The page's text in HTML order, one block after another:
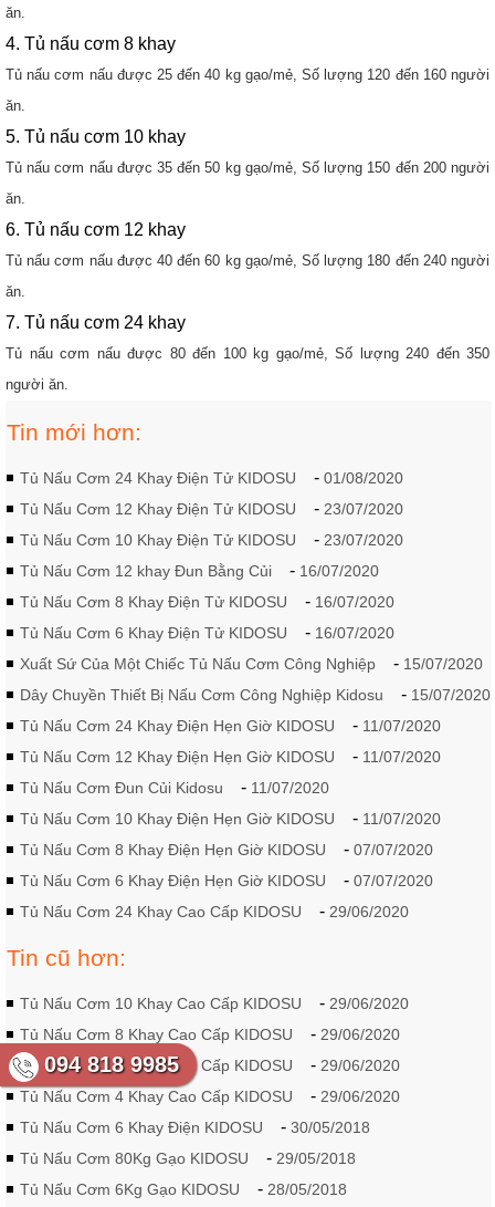
ăn.
4. Tủ nấu cơm 8 khay
Tủ nấu cơm nấu được 25 đến 40 kg gạo/mẻ, Số lượng 120 đến 160 người
ăn.
5. Tủ nấu cơm 10 khay
Tủ nấu cơm nấu được 35 đến 50 kg gạo/mẻ, Số lượng 150 đến 200 người
ăn.
6. Tủ nấu cơm 12 khay
Tủ nấu cơm nấu được 40 đến 60 kg gạo/mẻ, Số lượng 180 đến 240 người
ăn.
7. Tủ nấu cơm 24 khay
Tủ nấu cơm nấu được 80 đến 100 kg gạo/mẻ, Số lượng 240 đến 350
người ăn.
Tin mới hơn:
Tủ Nấu Cơm 24 Khay Điện Tử KIDOSU - 01/08/2020
Tủ Nấu Cơm 12 Khay Điện Tử KIDOSU
- 23/07/2020
Tủ Nấu Cơm 10 Khay Điện Tử KIDOSU
- 23/07/2020
Tủ Nấu Cơm 12 khay Đun Bằng Củi
- 16/07/2020
Tủ Nấu Cơm 8 Khay Điện Tử KIDOSU
- 16/07/2020
Tủ Nấu Cơm 6 Khay Điện Tử KIDOSU
- 16/07/2020
Xuất Sứ Của Một Chiếc Tủ Nấu Cơm Công Nghiệp
- 15/07/2020
Dây Chuyền Thiết Bị Nấu Cơm Công Nghiệp Kidosu
- 15/07/2020
Tủ Nấu Cơm 24 Khay Điện Hẹn Giờ KIDOSU
- 11/07/2020
Tủ Nấu Cơm 12 Khay Điện Hẹn Giờ KIDOSU
- 11/07/2020
Tủ Nấu Cơm Đun Củi Kidosu
- 11/07/2020
Tủ Nấu Cơm 10 Khay Điện Hẹn Giờ KIDOSU
- 11/07/2020
Tủ Nấu Cơm 8 Khay Điện Hẹn Giờ KIDOSU
- 07/07/2020
Tủ Nấu Cơm 6 Khay Điện Hẹn Giờ KIDOSU
- 07/07/2020
Tủ Nấu Cơm 24 Khay Cao Cấp KIDOSU
- 29/06/2020
Tin cũ hơn:
Tủ Nấu Cơm 10 Khay Cao Cấp KIDOSU - 29/06/2020
Tủ Nấu Cơm 8 Khay Cao Cấp KIDOSU
- 29/06/2020
Tủ Nấu Cơm 6 Khay Cao Cấp KIDOSU
- 29/06/2020
Tủ Nấu Cơm 4 Khay Cao Cấp KIDOSU
- 29/06/2020
Tủ Nấu Cơm 6 Khay Điện KIDOSU
- 30/05/2018
Tủ Nấu Cơm 80Kg Gạo KIDOSU
- 29/05/2018
Tủ Nấu Cơm 6Kg Gạo KIDOSU
- 28/05/2018
094 818 9985